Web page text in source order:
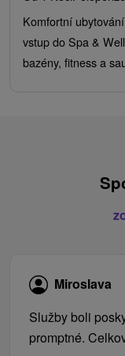
Komfortní
vstup do Spa &
bazény, fitness a
Miroslava
Služby boli
promptné.